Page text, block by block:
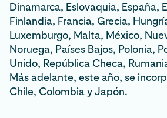
Dinamarca, Eslovaquia, España,
Finlandia, Francia, Grecia,
Luxemburgo, Malta, México,
Noruega, Países Bajos, Polonia,
Unido, República Checa,
Más adelante, este año, se
Chile, Colombia y Japón.